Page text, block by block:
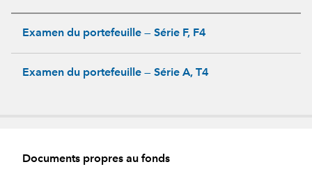
Examen du portefeuille — Série F, F4
Examen du portefeuille — Série A, T4
Documents propres au fonds